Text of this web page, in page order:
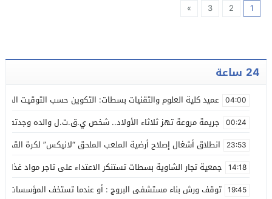
1
2
3
»
24 ساعة
04:00 عميد كلية العلوم والتقنيات بسطات: التكوين حسب التوقيت
00:24 جريمة مروعة تهز ثلاثاء الأولاد.. شخص ي.ق.ت.ل والده وجدته
23:53 انطلاق أشغال إصلاح أرضية الملعب الملحق “لانيكس” لكرة
14:18 جمعية تجار الشاوية بسطات تستنكر الاعتداء على تاجر مواد
19:45 توقف ورش بناء مستشفى البروج : أو عندما تستخف المؤسسات